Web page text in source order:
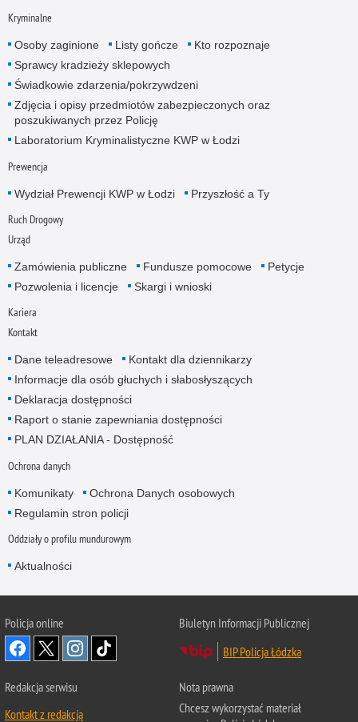
Kryminalne
Osoby zaginione Listy gończe
Kto rozpoznaje
Sprawcy kradzieży sklepowych
Świadkowie zdarzenia/pokrzywdzeni
Zdjęcia i opisy przedmiotów zabezpieczonych oraz
poszukiwanych przez Policję
Laboratorium Kryminalistyczne KWP w Łodzi
Prewencja
Wydział Prewencji KWP w Łodzi Przyszłość a Ty
Ruch Drogowy
Urząd
Zamówienia publiczne Fundusze pomocowe
Petycje
Pozwolenia i licencje
Skargi i wnioski
Kariera
Kontakt
Dane teleadresowe
Kontakt dla dziennikarzy
Informacje dla osób głuchych i słabosłyszących
Deklaracja dostępności
Raport o stanie zapewniania dostępności
PLAN DZIAŁANIA - Dostępność
Ochrona danych
Komunikaty
Ochrona Danych osobowych
Regulamin stron policji
Oddziały o profilu mundurowym
Aktualności
Policja online
Biuletyn Informacji Publicznej
BIP Policja Łódzka
Redakcja serwisu
Kontakt z redakcją
Nota prawna
Chcesz wykorzystać materiał